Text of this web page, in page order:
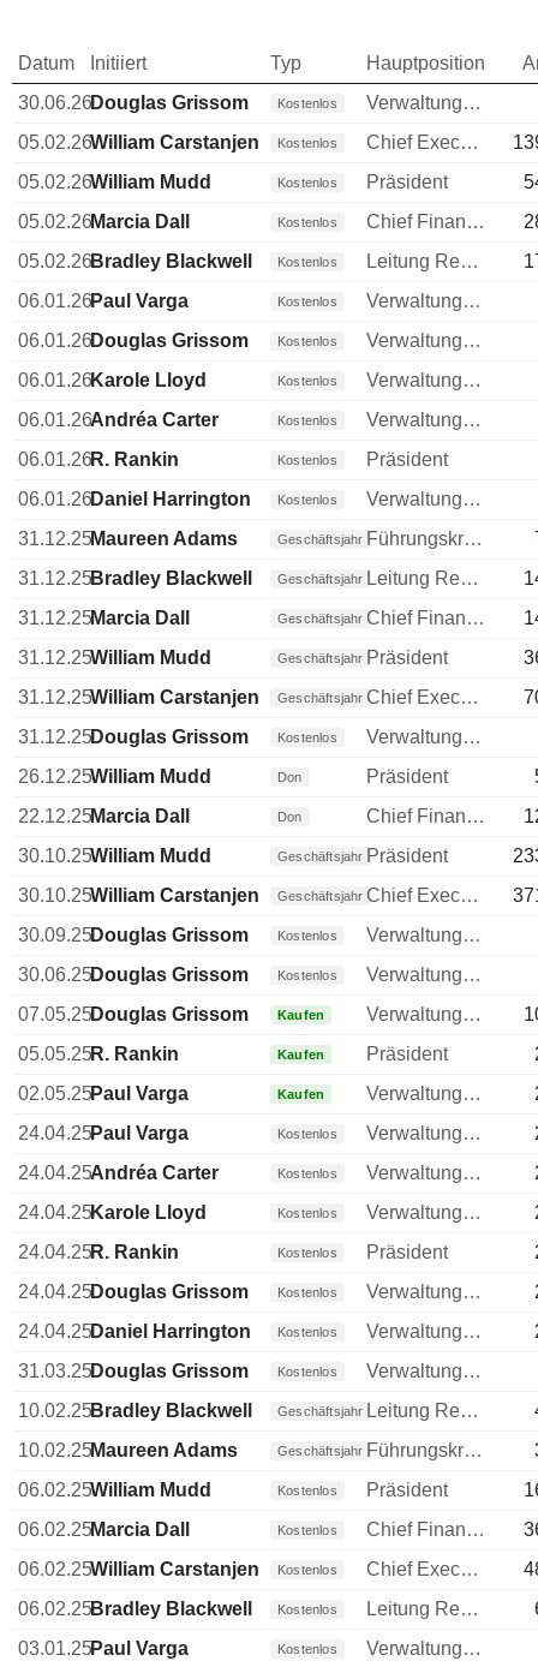
Datum Initiiert Typ Hauptposition
30.06.26Douglas Grissom Kostenlos
Verwaltungsratsmitglied
05.02.26William Carstanjen Kostenlos Chief Executive Officer (CEO)
05.02.26William Mudd Kostenlos Präsident
05.02.26Marcia Dall Kostenlos Chief Financial Officer (CFO)
05.02.26Bradley Blackwell Kostenlos Leitung Rechtsabteilung
06.01.26Paul Varga Kostenlos
Verwaltungsratsmitglied
06.01.26Douglas Grissom Kostenlos
Verwaltungsratsmitglied
06.01.26Karole Lloyd Kostenlos
Verwaltungsratsmitglied
06.01.26Andréa Carter Kostenlos
Verwaltungsratsmitglied
06.01.26R. Rankin Kostenlos
Präsident
06.01.26Daniel Harrington Kostenlos
Verwaltungsratsmitglied
31.12.25Maureen Adams Geschäftsjahr Führungskraft / leitender Angestellter
31.12.25Bradley Blackwell Geschäftsjahr Leitung Rechtsabteilung
31.12.25Marcia Dall Geschäftsjahr Chief Financial Officer (CFO)
31.12.25William Mudd Geschäftsjahr Präsident
31.12.25William Carstanjen Geschäftsjahr Chief Executive Officer (CEO)
31.12.25Douglas Grissom Kostenlos
Verwaltungsratsmitglied
26.12.25William Mudd Don Präsident
22.12.25Marcia Dall Don Chief Financial Officer (CFO)
30.10.25William Mudd Geschäftsjahr Präsident
30.10.25William Carstanjen Geschäftsjahr Chief Executive Officer (CEO)
30.09.25Douglas Grissom Kostenlos
Verwaltungsratsmitglied
30.06.25Douglas Grissom Kostenlos
Verwaltungsratsmitglied
07.05.25Douglas Grissom Kaufen Verwaltungsratsmitglied
05.05.25R. Rankin Kaufen Präsident
02.05.25Paul Varga Kaufen Verwaltungsratsmitglied
24.04.25Paul Varga Kostenlos Verwaltungsratsmitglied
24.04.25Andréa Carter Kostenlos Verwaltungsratsmitglied
24.04.25Karole Lloyd Kostenlos Verwaltungsratsmitglied
24.04.25R. Rankin Kostenlos Präsident
24.04.25Douglas Grissom Kostenlos Verwaltungsratsmitglied
24.04.25Daniel Harrington Kostenlos Verwaltungsratsmitglied
31.03.25Douglas Grissom Kostenlos
Verwaltungsratsmitglied
10.02.25Bradley Blackwell Geschäftsjahr Leitung Rechtsabteilung
10.02.25Maureen Adams Geschäftsjahr Führungskraft / leitender Angestellter
06.02.25William Mudd Kostenlos Präsident
06.02.25Marcia Dall Kostenlos Chief Financial Officer (CFO)
06.02.25William Carstanjen Kostenlos Chief Executive Officer (CEO)
06.02.25Bradley Blackwell Kostenlos Leitung Rechtsabteilung
03.01.25Paul Varga Kostenlos
Verwaltungsratsmitglied